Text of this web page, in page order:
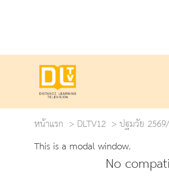
หน้าแรก
DLTV12 ปฐมวัย
This is a modal window.
No